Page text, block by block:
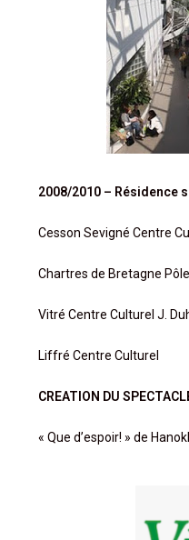
2008/2010 – Résidence
Cesson Sevigné Centre
Chartres de Bretagne
Vitré Centre Culturel J.
Liffré Centre Culturel
CREATION DU
« Que d’espoir! » de